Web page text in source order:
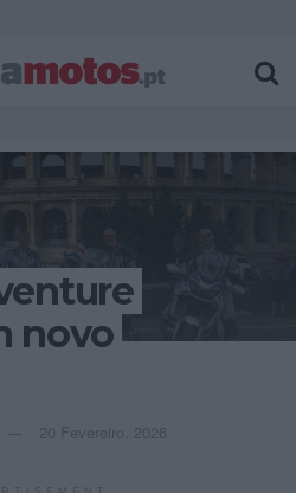
novo
20 Fevereiro, 2026